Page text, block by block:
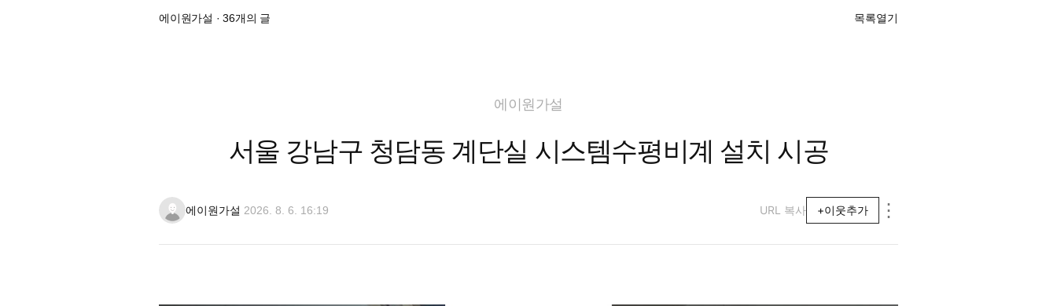
에이원가설 ·36개의 글 목록열기
에이원가설
서울 강남구 청담동 계단실 시스템수평비계 설치 시공
에이원가설 2026. 8. 6. 16:19 URL 복사 +이웃추가 ⋮